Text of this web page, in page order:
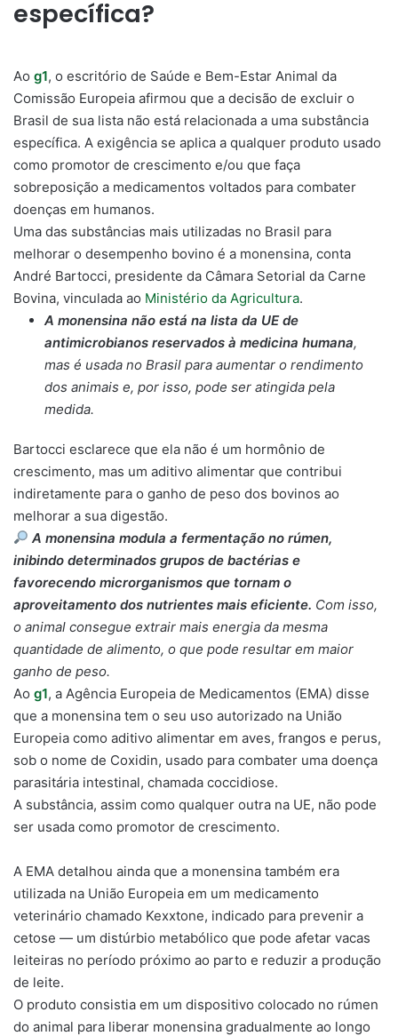
específica?
Ao g1, o escritório de Saúde e Bem-Estar Animal da
Comissão Europeia afirmou que a decisão de excluir o
Brasil de sua lista não está relacionada a uma substância
específica. A exigência se aplica a qualquer produto usado
como promotor de crescimento e/ou que faça
sobreposição a medicamentos voltados para combater
doenças em humanos.
Uma das substâncias mais utilizadas no Brasil para
melhorar o desempenho bovino é a monensina, conta
André Bartocci, presidente da Câmara Setorial da Carne
Bovina, vinculada ao Ministério da Agricultura.
A monensina não está na lista da UE de
antimicrobianos reservados à medicina humana,
mas é usada no Brasil para aumentar o rendimento
dos animais e, por isso, pode ser atingida pela
medida.
Bartocci esclarece que ela não é um hormônio de
crescimento, mas um aditivo alimentar que contribui
indiretamente para o ganho de peso dos bovinos ao
melhorar a sua digestão.
A monensina modula a fermentação no rúmen,
inibindo determinados grupos de bactérias e
favorecendo microrganismos que tornam o
aproveitamento dos nutrientes mais eficiente. Com isso,
o animal consegue extrair mais energia da mesma
quantidade de alimento, o que pode resultar em maior
ganho de peso.
Ao g1, a Agência Europeia de Medicamentos (EMA) disse
que a monensina tem o seu uso autorizado na União
Europeia como aditivo alimentar em aves, frangos e perus,
sob o nome de Coxidin, usado para combater uma doença
parasitária intestinal, chamada coccidiose.
A substância, assim como qualquer outra na UE, não pode
ser usada como promotor de crescimento.
A EMA detalhou ainda que a monensina também era
utilizada na União Europeia em um medicamento
veterinário chamado Kexxtone, indicado para prevenir a
cetose — um distúrbio metabólico que pode afetar vacas
leiteiras no período próximo ao parto e reduzir a produção
de leite.
O produto consistia em um dispositivo colocado no rúmen
do animal para liberar monensina gradualmente ao longo